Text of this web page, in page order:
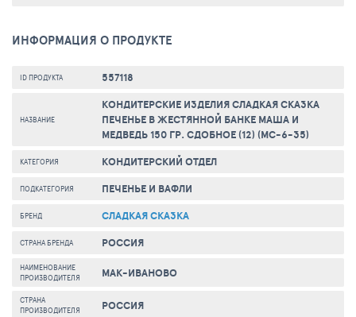
ИНФОРМАЦИЯ О ПРОДУКТЕ
ID ПРОДУКТА 557118
НАЗВАНИЕ
КОНДИТЕРСКИЕ ИЗДЕЛИЯ СЛАДКАЯ СКАЗКА
ПЕЧЕНЬЕ В ЖЕСТЯННОЙ БАНКЕ МАША И
МЕДВЕДЬ 150 ГР. СДОБНОЕ (12) (МС-6-35)
КАТЕГОРИЯ КОНДИТЕРСКИЙ ОТДЕЛ
ПОДКАТЕГОРИЯ ПЕЧЕНЬЕ И ВАФЛИ
БРЕНД СЛАДКАЯ СКАЗКА
СТРАНА БРЕНДА РОССИЯ
НАИМЕНОВАНИЕ
ПРОИЗВОДИТЕЛЯ
МАК-ИВАНОВО
СТРАНА
ПРОИЗВОДИТЕЛЯ
РОССИЯ